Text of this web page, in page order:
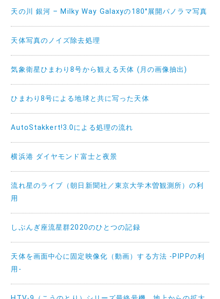
天の川 銀河 – Milky Way Galaxyの180°展開パノラマ写真
天体写真のノイズ除去処理
気象衛星ひまわり8号から観える天体 (月の画像抽出)
ひまわり8号による地球と共に写った天体
AutoStakkert!3.0による処理の流れ
横浜港 ダイヤモンド富士と夜景
流れ星のライブ（朝日新聞社／東京大学木曽観測所）の利
用
しぶんぎ座流星群2020のひとつの記録
天体を画面中心に固定映像化（動画）する方法 -PIPPの利
用-